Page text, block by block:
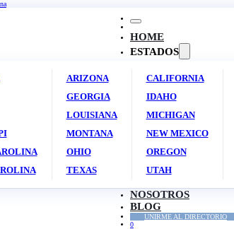
HOME
ESTADOS
ARIZONA CALIFORNIA
GEORGIA IDAHO
LOUISIANA MICHIGAN
MONTANA NEW MEXICO
OHIO OREGON
TEXAS UTAH
NOSOTROS
BLOG
UNIRME AL DIRECTORIO
0